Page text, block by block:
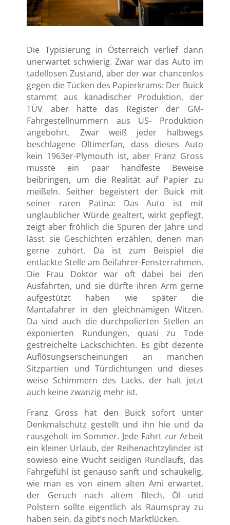
Die Typisierung in Österreich verlief dann
unerwartet schwierig. Zwar war das Auto im
tadellosen Zustand, aber der war chancenlos
gegen die Tücken des Papierkrams: Der Buick
stammt aus kanadischer Produktion, der
TÜV aber hatte das Register der GM-
Fahrgestellnummern aus US- Produktion
angebohrt. Zwar weiß jeder halbwegs
beschlagene Oltimerfan, dass dieses Auto
kein 1963er-Plymouth ist, aber Franz Gross
musste ein paar handfeste Beweise
beibringen, um die Realität auf Papier zu
meißeln. Seither begeistert der Buick mit
seiner raren Patina: Das Auto ist mit
unglaublicher Würde gealtert, wirkt gepflegt,
zeigt aber fröhlich die Spuren der Jahre und
lässt sie Geschichten erzählen, denen man
gerne zuhört. Da ist zum Beispiel die
entlackte Stelle am Beifahrer-Fensterrahmen.
Die Frau Doktor war oft dabei bei den
Ausfahrten, und sie dürfte ihren Arm gerne
aufgestützt haben wie später die
Mantafahrer in den gleichnamigen Witzen.
Da sind auch die durchpolierten Stellen an
exponierten Rundungen, quasi zu Tode
gestreichelte Lackschichten. Es gibt dezente
Auflösungserscheinungen an manchen
Sitzpartien und Türdichtungen und dieses
weise Schimmern des Lacks, der halt jetzt
auch keine zwanzig mehr ist.
Franz Gross hat den Buick sofort unter
Denkmalschutz gestellt und ihn hie und da
rausgeholt im Sommer. Jede Fahrt zur Arbeit
ein kleiner Urlaub, der Reihenachtzylinder ist
sowieso eine Wucht seidigen Rundlaufs, das
Fahrgefühl ist genauso sanft und schaukelig,
wie man es von einem alten Ami erwartet,
der Geruch nach altem Blech, Öl und
Polstern sollte eigentlich als Raumspray zu
haben sein, da gibt’s noch Marktlücken.